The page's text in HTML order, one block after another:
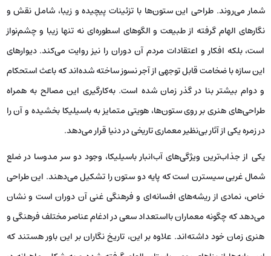
شمار می‌روند. طراحی این ستون‌ها با تزئینات پیچیده و زیبا، شامل نقش و
نگارهای الهام گرفته از طبیعت و الگوهای اسطوره‌ای نه تنها زیبا و چشم‌نواز
است، بلکه افکار و اعتقادات مردم آن دوران را نیز روایت می‌کند. دیوارهای
این سازه با ضخامت قابل توجهی از آجر نسوز ساخته شده‌اند که باعث استحکام
و دوام بیشتر بنا در گذر زمان شده است. به‌کارگیری این مصالح به همراه
طراحی‌های هنری بر روی ستون‌ها، هویتی متمایز به باسیلیکا بخشیده و آن را
در زمره یکی از آثار بی‌نظیر معماری تاریخی در دنیا قرار می‌دهد.
یکی از جذاب‌ترین ویژگی‌های آب‌انبار باسیلیکا، وجود دو سر مدوسا در ضلع
شمال غربی سیسترن است که پایه دو ستون را تشکیل می‌دهند. این طراحی
خاص، نمادی از ریشه‌های افسانه‌ای و فرهنگی غنی آن دوران است و نشان
می‌دهد که چگونه معماران بااستعداد سعی در ادغام عناصر مختلف فرهنگی و
هنری زمان خود داشته‌اند. علاوه بر این، تاریخ نگاران بر این باور هستند که